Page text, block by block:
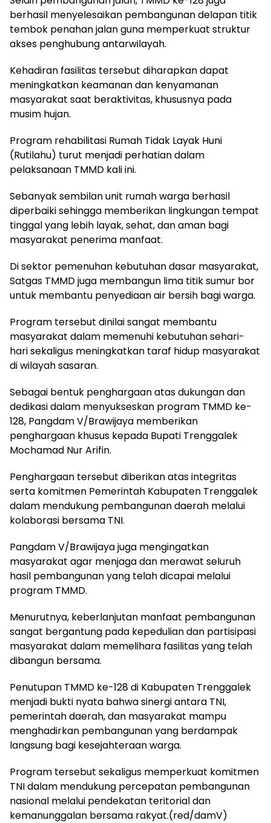
berhasil menyelesaikan pembangunan delapan titik
tembok penahan jalan guna memperkuat struktur
akses penghubung antarwilayah.
Kehadiran fasilitas tersebut diharapkan dapat
meningkatkan keamanan dan kenyamanan
masyarakat saat beraktivitas, khususnya pada
musim hujan.
​Program rehabilitasi Rumah Tidak Layak Huni
(Rutilahu) turut menjadi perhatian dalam
pelaksanaan TMMD kali ini.
Sebanyak sembilan unit rumah warga berhasil
diperbaiki sehingga memberikan lingkungan tempat
tinggal yang lebih layak, sehat, dan aman bagi
masyarakat penerima manfaat.
​Di sektor pemenuhan kebutuhan dasar masyarakat,
Satgas TMMD juga membangun lima titik sumur bor
untuk membantu penyediaan air bersih bagi warga.
Program tersebut dinilai sangat membantu
masyarakat dalam memenuhi kebutuhan sehari-
hari sekaligus meningkatkan taraf hidup masyarakat
di wilayah sasaran.
​Sebagai bentuk penghargaan atas dukungan dan
dedikasi dalam menyukseskan program TMMD ke-
128, Pangdam V/Brawijaya memberikan
penghargaan khusus kepada Bupati Trenggalek
Mochamad Nur Arifin.
Penghargaan tersebut diberikan atas integritas
serta komitmen Pemerintah Kabupaten Trenggalek
dalam mendukung pembangunan daerah melalui
kolaborasi bersama TNI.
​Pangdam V/Brawijaya juga mengingatkan
masyarakat agar menjaga dan merawat seluruh
hasil pembangunan yang telah dicapai melalui
program TMMD.
Menurutnya, keberlanjutan manfaat pembangunan
sangat bergantung pada kepedulian dan partisipasi
masyarakat dalam memelihara fasilitas yang telah
dibangun bersama.
​Penutupan TMMD ke-128 di Kabupaten Trenggalek
menjadi bukti nyata bahwa sinergi antara TNI,
pemerintah daerah, dan masyarakat mampu
menghadirkan pembangunan yang berdampak
langsung bagi kesejahteraan warga.
Program tersebut sekaligus memperkuat komitmen
TNI dalam mendukung percepatan pembangunan
nasional melalui pendekatan teritorial dan
kemanunggalan bersama rakyat.(red/damV)